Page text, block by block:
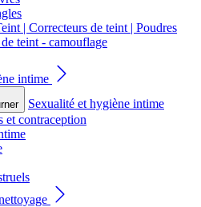
| Correcteurs de teint | Poudres
teint - camouflage
intime
Sexualité et hygiène intime
et contraception